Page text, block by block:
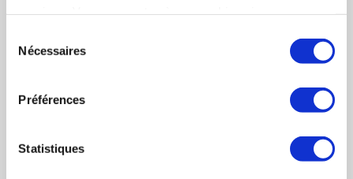
Nécessaires
Préférences
Statistiques
Jacky CABAILH – Acquéreur de la société FL
METAL
INTERVIEW ACQUÉREUR : Hubert Van Cappel
LIRE LE TÉMOIGNAGE